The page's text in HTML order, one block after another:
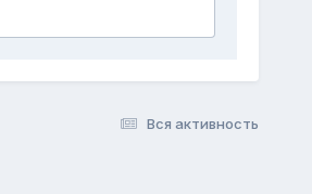
Вся активность